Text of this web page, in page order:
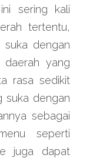
sering kali
tertentu,
dengan
daerah yang
rasa sedikit
suka dengan
sebagai
seperti
juga dapat